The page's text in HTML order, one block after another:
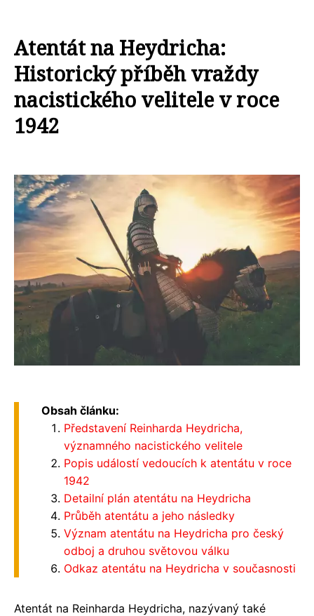
Atentát na Heydricha:
Historický příběh vraždy
nacistického velitele v roce
1942
Obsah článku:
Představení Reinharda Heydricha,
významného nacistického velitele
Popis událostí vedoucích k atentátu v roce
1942
Detailní plán atentátu na Heydricha
Průběh atentátu a jeho následky
Význam atentátu na Heydricha pro český
odboj a druhou světovou válku
Odkaz atentátu na Heydricha v současnosti
Atentát na Reinharda Heydricha, nazývaný také